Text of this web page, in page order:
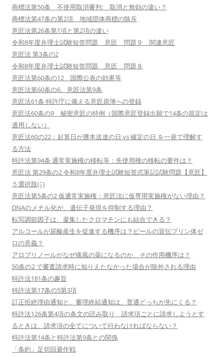
商標法第50条 不使用取消審判: 取消と無効の違い？
商標法第47条の第2項 地域団体商標の除斥
意匠法第26条第1項と第2項の違い
令和8年度弁理士試験短答問題 意匠 問題９ 関連意匠
意匠法 第3条の2
令和8年度弁理士試験短答問題 意匠 問題８
意匠法第60条の12 国際公表の効果等
意匠法第60条の6、意匠法第9条
意匠法61条 特許庁に備える意匠原簿への登録
意匠法60条の9 秘密意匠の特例（国際意匠登録出願で14条の規定は
適用しない）
意匠法60の22：起算日が謄本送達の日 vs 確定の日 を一発で理解す
る方法
特許法第94条 通常実施権の移転等：先使用権の移転の要件は？
意匠法 第29条の2 令和8年度弁理士試験短答式筆記試験問題【意匠】
５選択肢(ﾆ)
意匠法第5条の2 仮通常実施権：意匠法に仮専用実施権がない理由？
DNAのメチル化が、遺伝子発現を抑制する理由？
転写調節因子は、凝集したクロマチンにも結合できる？
アルコールが尿酸産生を促進する機序は？ビールの宣伝プリン体ゼ
ロの意義？
アロプリノールがなぜ痛風の薬になるのか、その作用機序は？
50条の2 で審査請求時に知りえたなかった場合が除外される理由
特許法181条の趣旨
特許法第17条の5第3項
訂正拒絶理由通知と、審理終結通知は、普通どっちが先にくる？
特許法126条第4項の条文の読み取り 請求項ごとに請求しようとす
るときは、請求項の全てについて行わなければならない？
特許法第14条と特許法第9条との関係
「条約」足切回避作戦